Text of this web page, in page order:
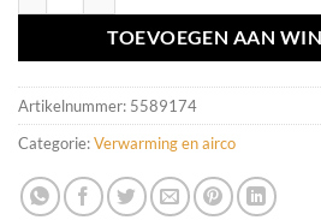
TOEVOEGEN AAN
Artikelnummer: 5589174
Categorie:Verwarming en airco